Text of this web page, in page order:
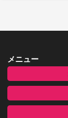
メニュー